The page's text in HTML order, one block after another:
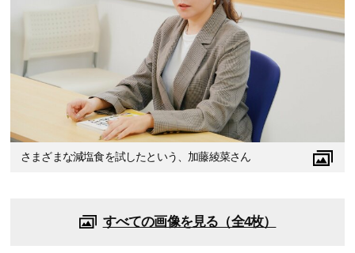
さまざまな減塩食を試したという、加藤綾菜さん
すべての画像を見る（全4枚）